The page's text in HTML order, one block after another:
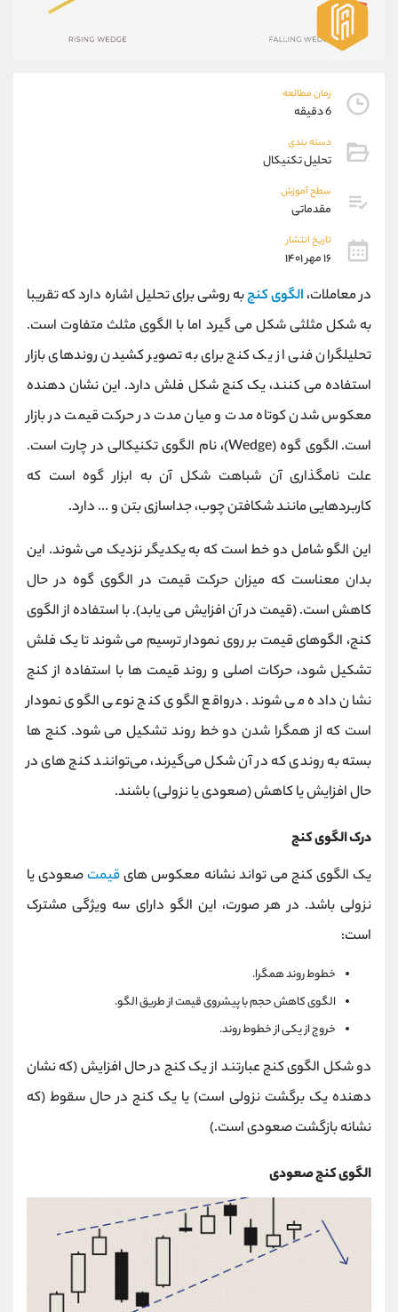
زمان مطالعه
6 دقیقه
دسته بندی
تحلیل تکنیکال
سطح آموزش
مقدماتی
تاریخ انتشار
۱۶ مهر ۱۴۰۱
در معاملات، الگوی کنجبه روشی برای تحلیل اشاره دارد که تقریبا
به شکل مثلثی شکل می گیرد اما با الگوی مثلث متفاوت است.
تحلیلگران فنی از یک کنج برای به تصویر کشیدن روندهای بازار
استفاده می کنند، یک کنج شکل فلش دارد. این نشان دهنده
معکوس شدن کوتاه مدت و میان مدت در حرکت قیمت در بازار
است. الگوی گوه (Wedge)
، نام الگوی تکنیکالی در چارت است.
علت نامگذاری آن شباهت شکل آن به ابزار گوه است که
کاربردهایی مانند شکافتن چوب، جداسازی بتن و ... دارد.
این الگو شامل دو خط است که به یکدیگر نزدیک می شوند. این
بدان معناست که میزان حرکت قیمت در الگوی گوه در حال
کاهش است. (قیمت در آن افزایش می یابد). با استفاده از الگوی
کنج، الگوهای قیمت بر روی نمودار ترسیم می شوند تا یک فلش
تشکیل شود، حرکات اصلی و روند قیمت ها با استفاده از کنج
نشان داده می شوند. درواقع الگوی کنج نوعی الگوی نمودار
است که از همگرا شدن دو خط روند تشکیل می شود. کنج ها
بسته به روندی که در آن شکل می‌گیرند، می‌توانند کنج های در
حال افزایش یا کاهش (صعودی یا نزولی) باشند.
درک الگوی کنج
یک الگوی کنج می تواند نشانه معکوس هایقیمت صعودی یا
نزولی باشد. در هر صورت، این الگو دارای سه ویژگی مشترک
است:
خطوط روند همگرا.
الگوی کاهش حجم با پیشروی قیمت از طریق الگو.
خروج از یکی از خطوط روند.
دو شکل الگوی کنج عبارتند از یک کنج در حال افزایش (که نشان
دهنده یک برگشت نزولی است) یا یک کنج در حال سقوط (که
نشانه بازگشت صعودی است.)
الگوی کنج صعودی
09927779040
واتساپ
تلگرام
پشتیبان فروش
موبایل
داخلی
اطلاعات تماس (دفتر فروش)
تلفن 021-22021030
021-22021040
بدون پیش شماره 90001030
اینستاگرام @alireza.mehrabii
کانال تلگرام @alirezamehrabi_com
@alirezamehrabi_official